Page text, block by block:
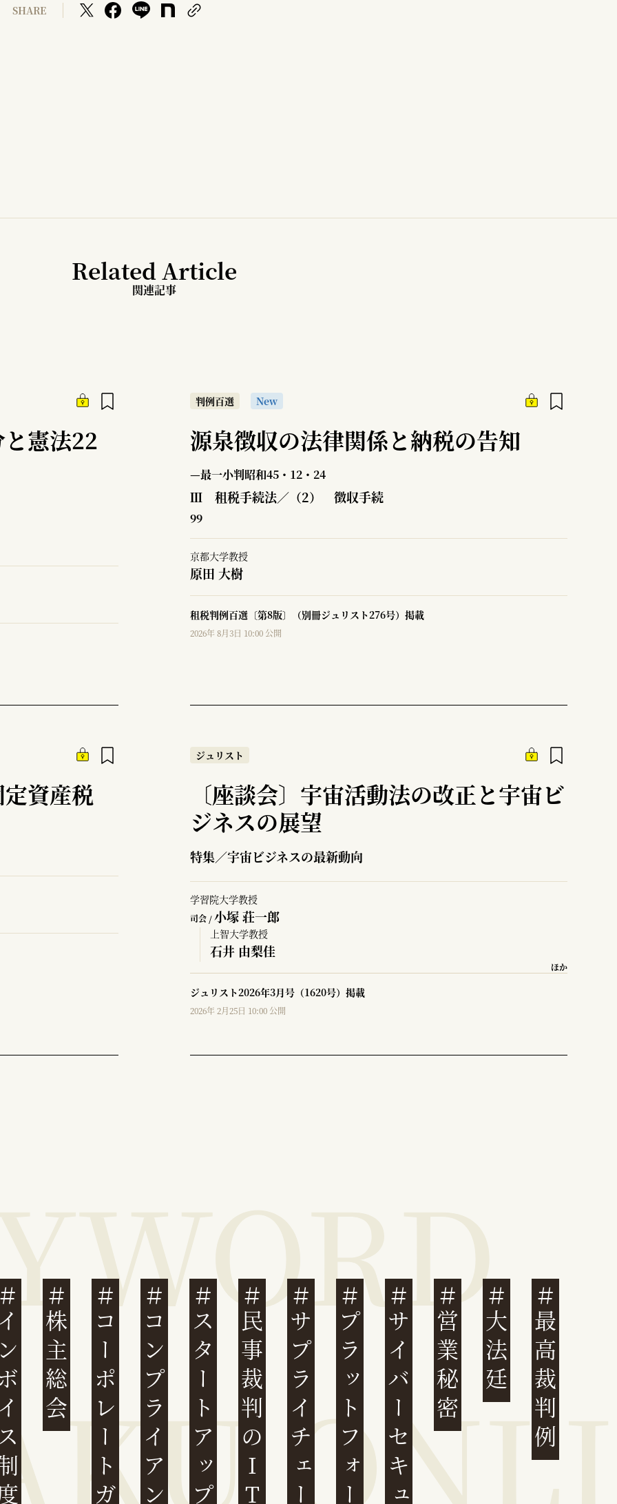
SHARE
Related Article
関連記事
憲法22
判例百選 New
源泉徴収の法律関係と納税の告知
—最一小判昭和45・12・24
Ⅲ 租税手続法／（2） 徴収手続
99
京都大学教授
原田 大樹
租税判例百選〔第8版〕（別冊ジュリスト276号）掲載
2026年 8月3日 10:00 公開
資産税
ジュリスト
〔座談会〕宇宙活動法の改正と宇宙ビ
ジネスの展望
特集／宇宙ビジネスの最新動向
学習院大学教授
司会 /小塚 荘一郎
上智大学教授
石井 由梨佳
ほか
ジュリスト2026年3月号（1620号）掲載
2026年 2月25日 10:00 公開
制度 株主総会 コンプライアンススタートアップ民事裁判のIT化サプライチェーンプラットフォーム 営業秘密 大法廷 最高裁判例